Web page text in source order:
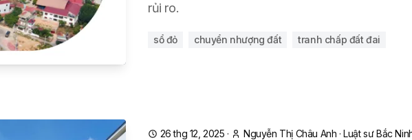
rủi ro.
sổ đỏ chuyển nhượng đất tranh chấp đất đai
26 thg 12, 2025 · Nguyễn Thị Châu Anh ·Luật sư Bắc